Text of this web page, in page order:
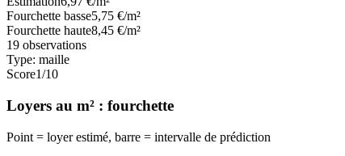
Fourchette basse5,75 €/m²
Fourchette haute8,45 €/m²
19 observations
Type: maille
Score1/10
Loyers au m² : fourchette
Point = loyer estimé, barre = intervalle de prédiction